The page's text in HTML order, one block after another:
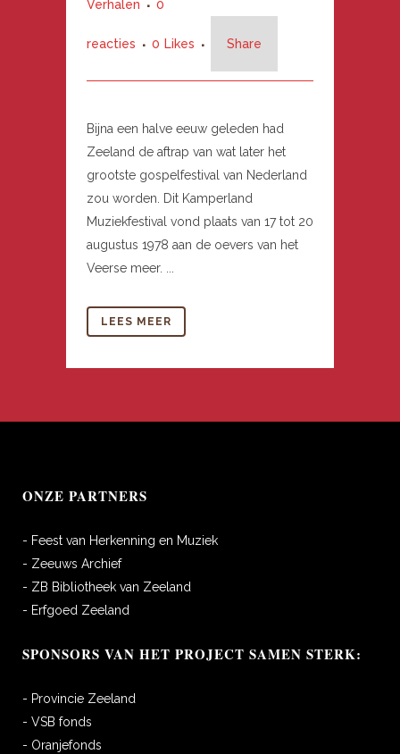
Verhalen
0
reacties 0 Likes Share
Bijna een halve eeuw geleden had
Zeeland de aftrap van wat later het
grootste gospelfestival van Nederland
zou worden. Dit Kamperland
Muziekfestival vond plaats van 17 tot 20
augustus 1978 aan de oevers van het
Veerse meer. ...
LEES MEER
ONZE PARTNERS
- Feest van Herkenning en Muziek
- Zeeuws Archief
- ZB Bibliotheek van Zeeland
- Erfgoed Zeeland
SPONSORS VAN HET PROJECT SAMEN STERK:
- Provincie Zeeland
- VSB fonds
- Oranjefonds